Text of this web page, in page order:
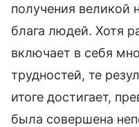
получения великой
блага людей. Хотя
включает в себя
трудностей, те
итоге достигает,
была совершена